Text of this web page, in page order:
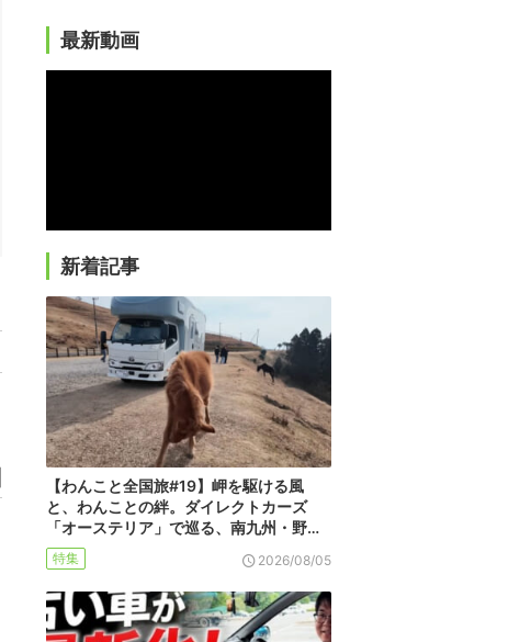
最新動画
新着記事
【わんこと全国旅#19】岬を駆ける風
と、わんことの絆。ダイレクトカーズ
「オーステリア」で巡る、南九州・野…
特集 2026/08/05